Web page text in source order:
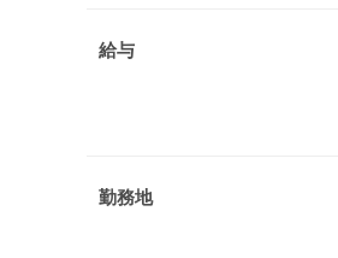
給与
勤務地